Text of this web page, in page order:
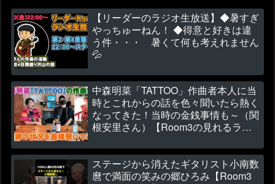
【リーダーのラジオ生放送】◆暑すぎ
やっちゅーねん！ ◆得意と好きは違
う件・・・ 暑くて何も考えれません
💦
中森明菜「TATTOO」作曲者本人に当
時とこれからの話を色々聞いたら熱く
なってきた！当時の金銭事情も～（関
根安里さん）【Room3の見れるラジ
ステージから消えたギタリスト小南数
麿で満面の笑みの郷ひろみ【Room3